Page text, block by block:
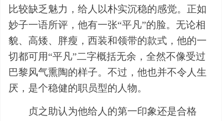
比较缺乏魅力，给人以朴实沉稳的感觉。正如
妙子一语所评，他有一张“平凡”的脸。无论相
貌、高矮、胖瘦，西装和领带的款式，他的一
切都可用“平凡”二字概括无余，全然不像受过
巴黎风气熏陶的样子。不过，他也并不令人生
厌，是个稳健的职员型的人物。
贞之助认为他给人的第一印象还是合格